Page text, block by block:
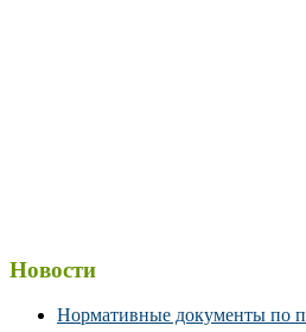
Новости
Нормативные документы по